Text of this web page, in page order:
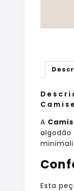
A
algodão
Esta